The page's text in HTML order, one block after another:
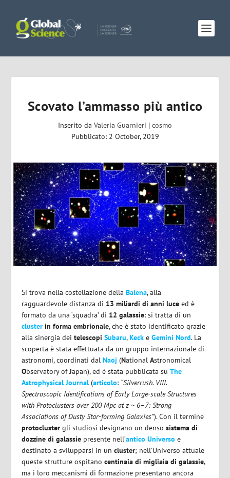
Scovato l’ammasso più antico
Inserito da Valeria Guarnieri | cosmo
Pubblicato: 2 October, 2019
Si trova nella costellazione dellaBalena, alla
ragguardevole distanza di 13 miliardi di anni luce ed è
formato da una ‘squadra’ di 12 galassie: si tratta di un
cluster in forma embrionale, che è stato identificato grazie
alla sinergia deitelescopiSubaru,Keck eGemini Nord. La
scoperta è stata effettuata da un gruppo internazionale di
astronomi, coordinati dalNaoj (NationalAstronomical
Observatory ofJapan), ed è stata pubblicata suThe
Astrophysical Journal (articolo: “Silverrush. VIII.
Spectroscopic Identifications of Early Large-scale Structures
with Protoclusters over 200 Mpc at z ~ 6–7: Strong
Associations of Dusty Star-forming Galaxies”). Con il termine
protocluster gli studiosi designano un densosistema di
dozzine di galassie presente nell’antico Universo e
destinato a svilupparsi in uncluster; nell’Universo attuale
queste strutture ospitanocentinaia di migliaia di galassie,
ma i loro meccanismi di formazione presentano ancora